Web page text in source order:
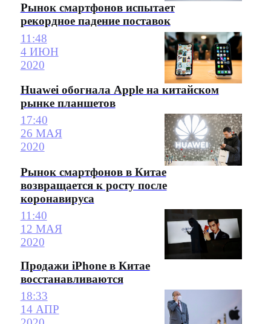
Рынок смартфонов испытает
рекордное падение поставок
11:48
4 ИЮН
2020
Huawei обогнала Apple на китайском
рынке планшетов
17:40
26 МАЯ
2020
Рынок смартфонов в Китае
возвращается к росту после
коронавируса
11:40
12 МАЯ
2020
Продажи iPhone в Китае
восстанавливаются
18:33
14 АПР